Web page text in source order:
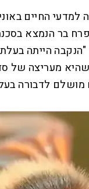
החיים
פרח בר הנמצא
הייתה
מעריצה של
לדבורה